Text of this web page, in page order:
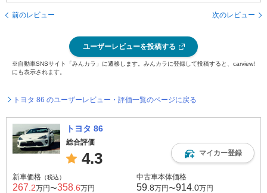
前のレビュー 次のレビュー
ユーザーレビューを投稿する
※自動車SNSサイト「みんカラ」に遷移します。みんカラに登録して投稿すると、carview!
にも表示されます。
トヨタ 86 のユーザーレビュー・評価一覧のページに戻る
トヨタ 86
総合評価
4.3 マイカー登録
新車価格 （税込）
267 .2万円〜358 .6万円
中古車本体価格
59 .8万円〜914 .0万円